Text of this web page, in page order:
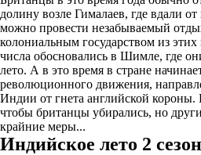
долину возле Гималаев, где вдали
можно провести незабываемый
колониальным государством из
числа обосновались в Шимле, где
лето. А в это время в стране
революционного движения,
Индии от гнета английской
чтобы британцы убирались, но
крайние меры...
Индийское лето 2